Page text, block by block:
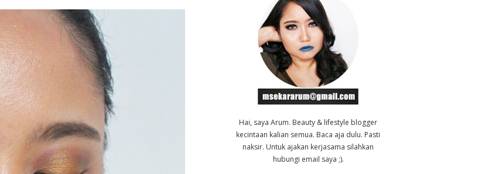
Hai, saya Arum. Beauty & lifestyle blogger
kecintaan kalian semua. Baca aja dulu. Pasti
naksir. Untuk ajakan kerjasama silahkan
hubungi email saya ;).